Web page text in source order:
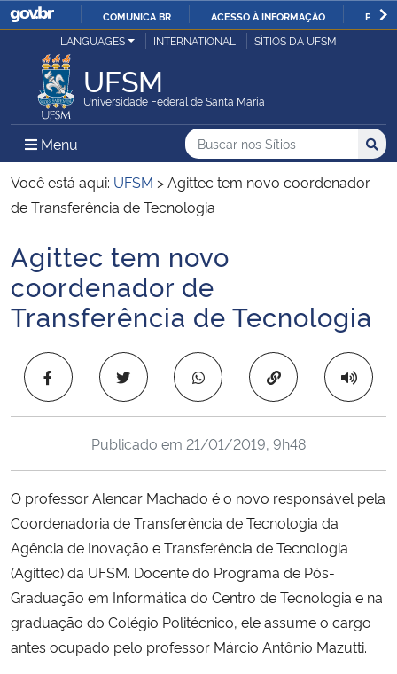
IR
COMUNICA BR ACESSO À INFORMAÇÃO
Ministério da Justiça e Segurança Pública
Ministério da Defesa
Ministério das Relações Exteriores
Ministério da Infraestrutura
Ministério da Agricultura, Pecuária e Abastecimento
Ministério da Educação
Ministério de Minas e Energia
Ministério da Ciência, Tecnologia, Inovações e Comunicações
Ministério do Meio Ambiente
Ministério do Turismo
LANGUAGES INTERNATIONAL SÍTIOS DA UFSM
UFSM
Universidade Federal de Santa Maria
Menu Menu Principal do Sítio
Busca
Buscar no nos Sítios
Busca:
Você está aqui: UFSM >Agittec tem novo coordenador
de Transferência de Tecnologia
Início do conteúdo
Agittec tem novo
coordenador de
Transferência de Tecnologia
Copiar para área
Publicado em 21/01/2019, 9h48
O professor Alencar Machado é o novo responsável pela
Coordenadoria de Transferência de Tecnologia da
Agência de Inovação e Transferência de Tecnologia
(Agittec) da UFSM. Docente do Programa de Pós-
Graduação em Informática do Centro de Tecnologia e na
graduação do Colégio Politécnico, ele assume o cargo
antes ocupado pelo professor Márcio Antônio Mazutti.